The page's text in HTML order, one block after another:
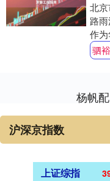
北
路
作
工
力
驷
杨帆
沪深京指数
上证综指